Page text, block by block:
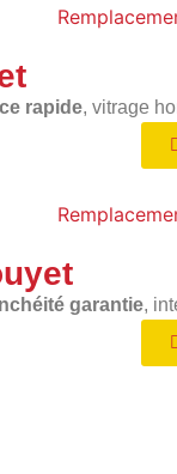
rapide, vitrage
garantie,